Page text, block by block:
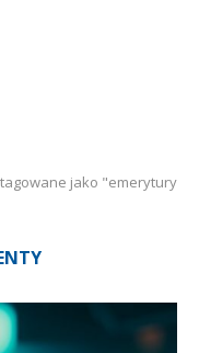
jako "emerytury